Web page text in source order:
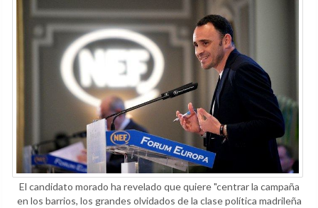
El candidato morado ha revelado que quiere "centrar la campaña
en los barrios, los grandes olvidados de la clase política madrileña